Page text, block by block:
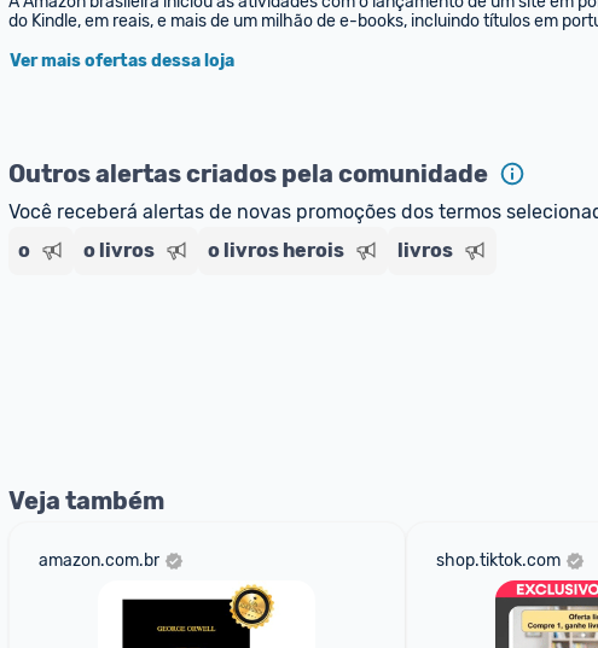
do Kindle, em reais, e mais de um milhão de e-books, incluindo títulos em
Ver mais ofertas dessa loja
Outros alertas criados pela comunidade
Você receberá alertas de novas promoções dos termos
o
o livros o livros herois livros
Veja também
amazon.com.br shop.tiktok.com